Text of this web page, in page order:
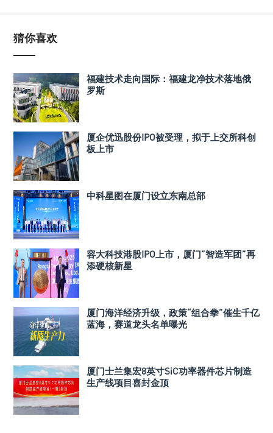
猜你喜欢
福建技术走向国际：福建龙净技术落地俄
罗斯
厦企优迅股份IPO被受理，拟于上交所科创
板上市
中科星图在厦门设立东南总部
容大科技港股IPO上市，厦门”智造军团”再
添硬核新星
厦门海洋经济升级，政策“组合拳”催生千亿
蓝海，赛道龙头名单曝光
厦门士兰集宏8英寸SiC功率器件芯片制造
生产线项目喜封金顶